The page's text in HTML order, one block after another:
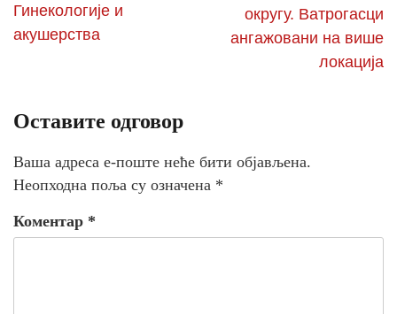
Гинекологије и
акушерства
округу. Ватрогасци
ангажовани на више
локација
Оставите одговор
Ваша адреса е-поште неће бити објављена.
Неопходна поља су означена *
Коментар *